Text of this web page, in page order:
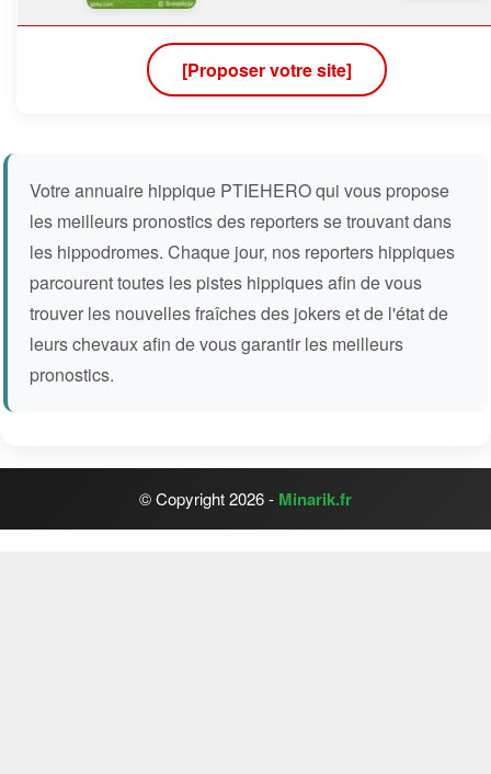
[Proposer votre site]
Votre annuaire hippique PTIEHERO qui vous propose
les meilleurs pronostics des reporters se trouvant dans
les hippodromes. Chaque jour, nos reporters hippiques
parcourent toutes les pistes hippiques afin de vous
trouver les nouvelles fraîches des jokers et de l'état de
leurs chevaux afin de vous garantir les meilleurs
pronostics.
© Copyright 2026 - Minarik.fr